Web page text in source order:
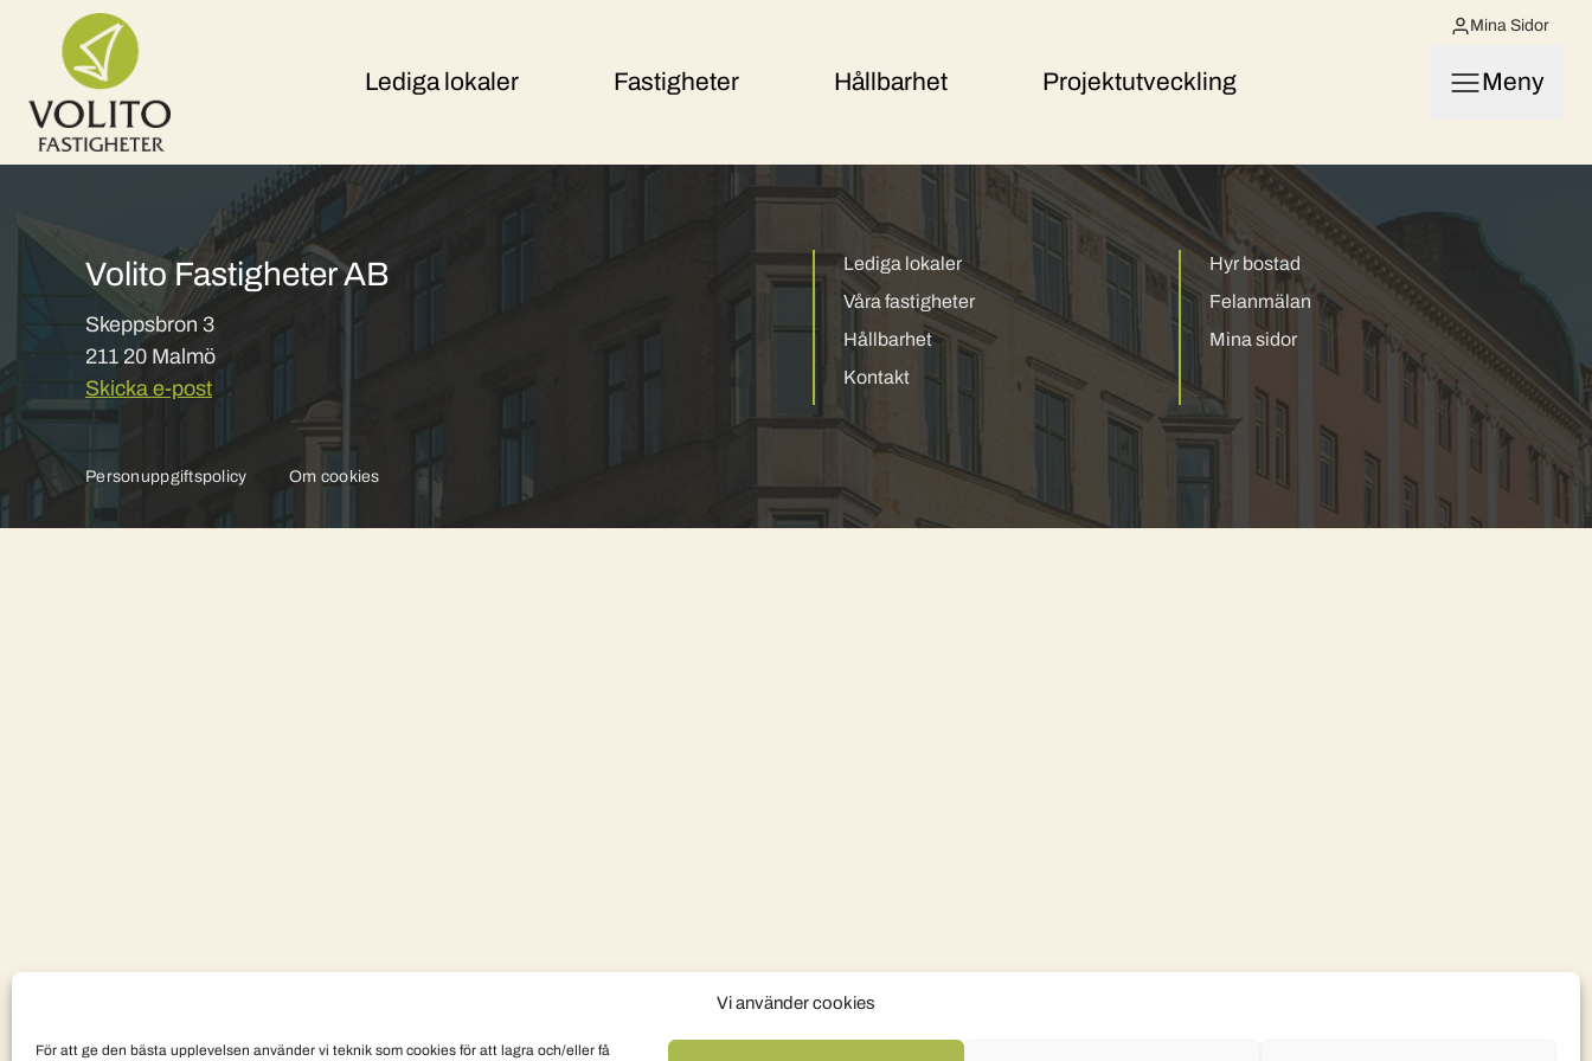
Vi använder cookies
För att ge den bästa upplevelsen använder vi teknik som cookies för att lagra och/eller få
Skip to content
Lediga lokaler Fastigheter Hållbarhet Projektutveckling
Mina Sidor
Meny
Volito Fastigheter AB
Skeppsbron 3
211 20 Malmö
Skicka e-post
Lediga lokaler
Våra fastigheter
Hållbarhet
Kontakt
Hyr bostad
Felanmälan
Mina sidor
Personuppgiftspolicy Om cookies